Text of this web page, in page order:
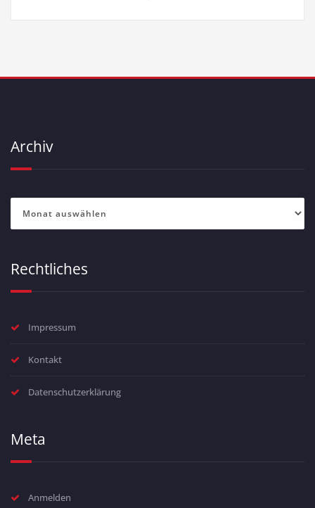
Archiv
Rechtliches
Impressum
Kontakt
Datenschutzerklärung
Meta
Anmelden